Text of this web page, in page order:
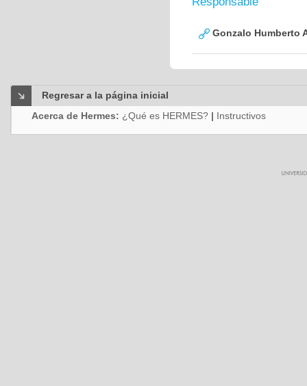
Gonzalo Humberto
Regresar a la página inicial
Acerca de Hermes: ¿Qué es HERMES? | Instructivos